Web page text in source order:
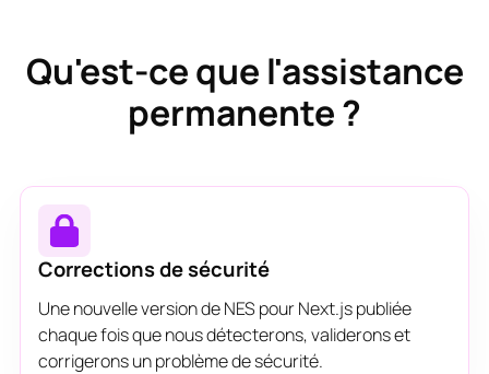
Qu'est-ce que l'assistance
permanente ?
Corrections de sécurité
Une nouvelle version de NES pour Next.js publiée
chaque fois que nous détecterons, validerons et
corrigerons un problème de sécurité.